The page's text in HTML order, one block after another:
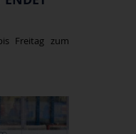
Freitag zum